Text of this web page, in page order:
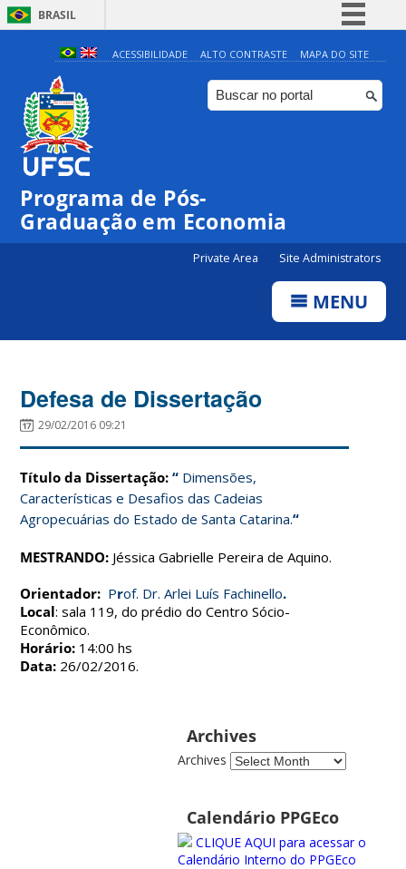
BRASIL
Simplifique!
Comunica BR
Participe
ACESSIBILIDADE ALTO CONTRASTE MAPA DO SITE
Programa de Pós-
Graduação em Economia
Private Area Site Administrators
MENU
Defesa de Dissertação
29/02/2016 09:21
Título da Dissertação:“ Dimensões,
Características e Desafios das Cadeias
Agropecuárias do Estado de Santa Catarina.“
MESTRANDO: Jéssica Gabrielle Pereira de Aquino.
Orientador: Prof. Dr. Arlei Luís Fachinello.
Local: sala 119, do prédio do Centro Sócio-
Econômico.
Horário: 14:00 hs
Data: 26/02/2016.
Archives
Archives
Calendário PPGEco
CLIQUE AQUI para acessar o
Calendário Interno do PPGEco